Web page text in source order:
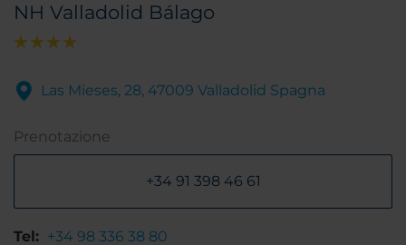
NH Valladolid Bálago
Las Mieses, 28, 47009 Valladolid Spagna
Prenotazione
+34 91 398 46 61
Tel: +34 98 336 38 80